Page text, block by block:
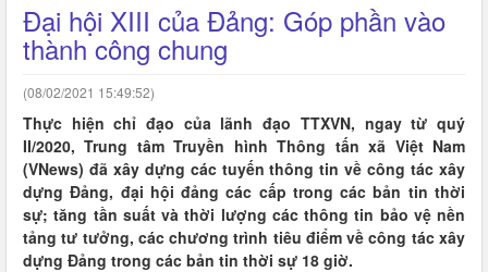
Đại hội XIII của Đảng: Góp phần vào
thành công chung
(08/02/2021 15:49:52)
Thực hiện chỉ đạo của lãnh đạo TTXVN, ngay từ quý
II/2020, Trung tâm Truyền hình Thông tấn xã Việt Nam
(VNews) đã xây dựng các tuyến thông tin về công tác xây
dựng Đảng, đại hội đảng các cấp trong các bản tin thời
sự; tăng tần suất và thời lượng các thông tin bảo vệ nền
tảng tư tưởng, các chương trình tiêu điểm về công tác xây
dựng Đảng trong các bản tin thời sự 18 giờ.